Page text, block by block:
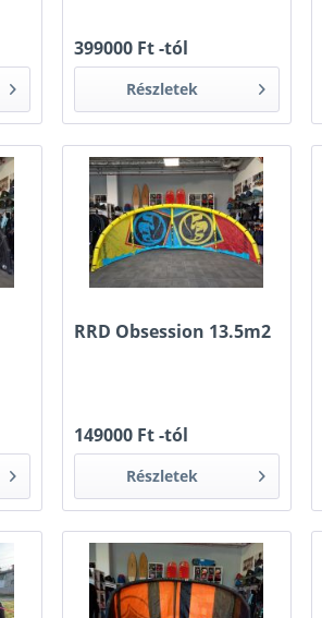
399000 Ft -tól
Részletek
RRD Obsession 13.5m2
149000 Ft -tól
Részletek